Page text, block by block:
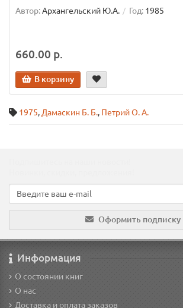
Автор:Архангельский Ю.А. Год: 1985
660.00 р.
В корзину
1975, Дамаскин Б. Б., Петрий О. А.
Оформить подписку
Информация
О состоянии книг
О нас
Доставка и оплата заказов